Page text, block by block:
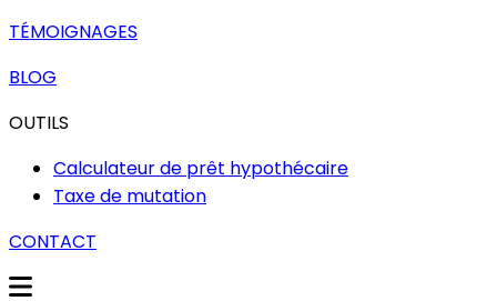
TÉMOIGNAGES
BLOG
OUTILS
Calculateur de prêt hypothécaire
Taxe de mutation
CONTACT